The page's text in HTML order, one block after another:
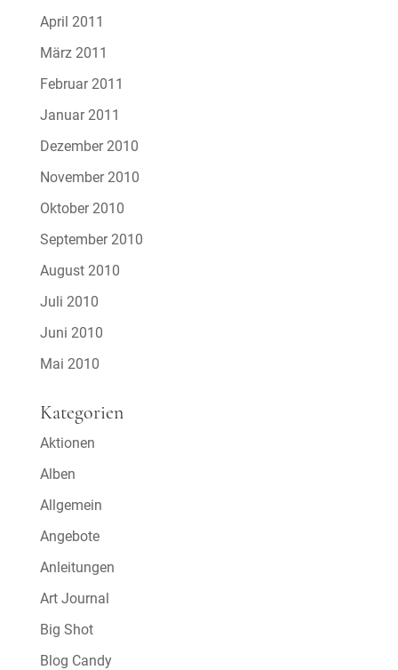
April 2011
März 2011
Februar 2011
Januar 2011
Dezember 2010
November 2010
Oktober 2010
September 2010
August 2010
Juli 2010
Juni 2010
Mai 2010
Kategorien
Aktionen
Alben
Allgemein
Angebote
Anleitungen
Art Journal
Big Shot
Blog Candy